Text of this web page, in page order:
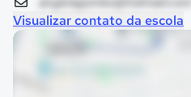
Visualizar contato da escola